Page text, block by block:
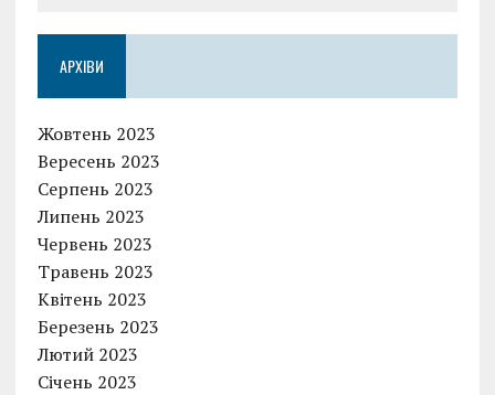
АРХІВИ
Жовтень 2023
Вересень 2023
Серпень 2023
Липень 2023
Червень 2023
Травень 2023
Квітень 2023
Березень 2023
Лютий 2023
Січень 2023